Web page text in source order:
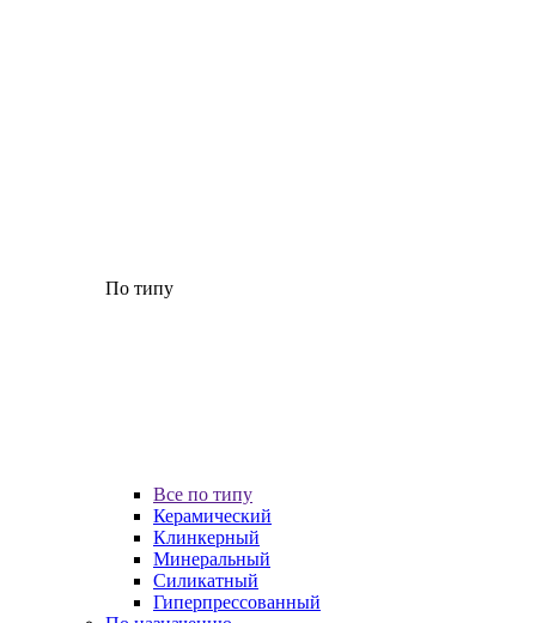
По типу
Все по типу
Керамический
Клинкерный
Минеральный
Силикатный
Гиперпрессованный